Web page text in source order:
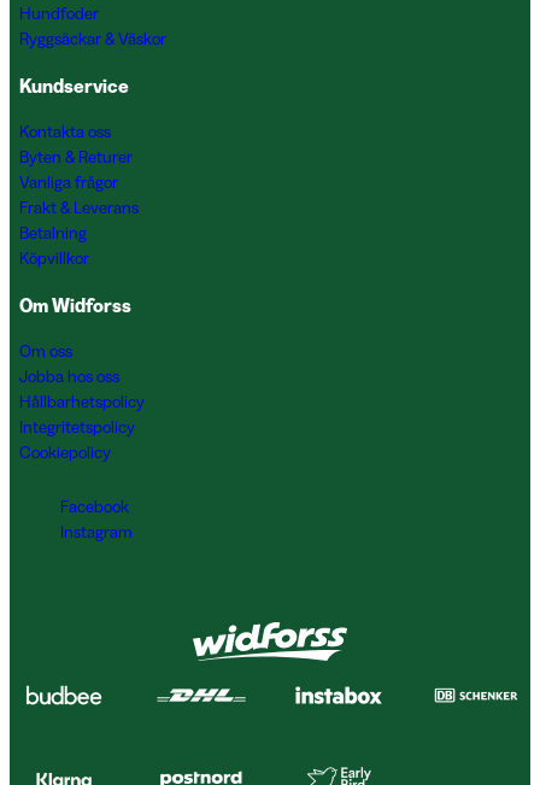
Hundfoder
Ryggsäckar & Väskor
Kundservice
Kontakta oss
Byten & Returer
Vanliga frågor
Frakt & Leverans
Betalning
Köpvillkor
Om Widforss
Om oss
Jobba hos oss
Hållbarhetspolicy
Integritetspolicy
Cookiepolicy
Facebook
Instagram